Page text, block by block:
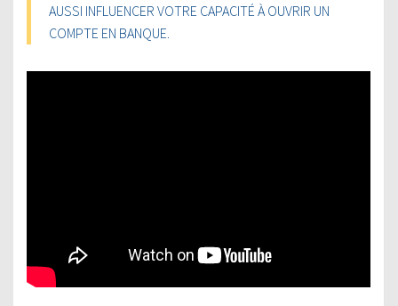
AUSSI INFLUENCER VOTRE CAPACITÉ À OUVRIR UN
COMPTE EN BANQUE.